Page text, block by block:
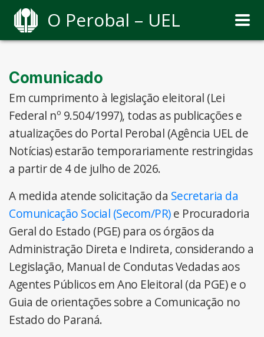
O Perobal – UEL
Comunicado
Em cumprimento à legislação eleitoral (Lei
Federal nº 9.504/1997), todas as publicações e
atualizações do Portal Perobal (Agência UEL de
Notícias) estarão temporariamente restringidas
a partir de 4 de julho de 2026.
A medida atende solicitação da Secretaria da
Comunicação Social (Secom/PR)e Procuradoria
Geral do Estado (PGE) para os órgãos da
Administração Direta e Indireta, considerando a
Legislação, Manual de Condutas Vedadas aos
Agentes Públicos em Ano Eleitoral (da PGE) e o
Guia de orientações sobre a Comunicação no
Estado do Paraná.